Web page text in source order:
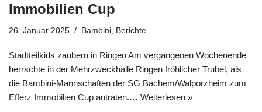
Immobilien Cup
26. Januar 2025 Bambini Berichte
Stadtteilkids zaubern in Ringen Am vergangenen Wochenende
herrschte in der Mehrzweckhalle Ringen fröhlicher Trubel, als
die Bambini-Mannschaften der SG Bachem/Walporzheim zum
Efferz Immobilien Cup antraten.… Weiterlesen »